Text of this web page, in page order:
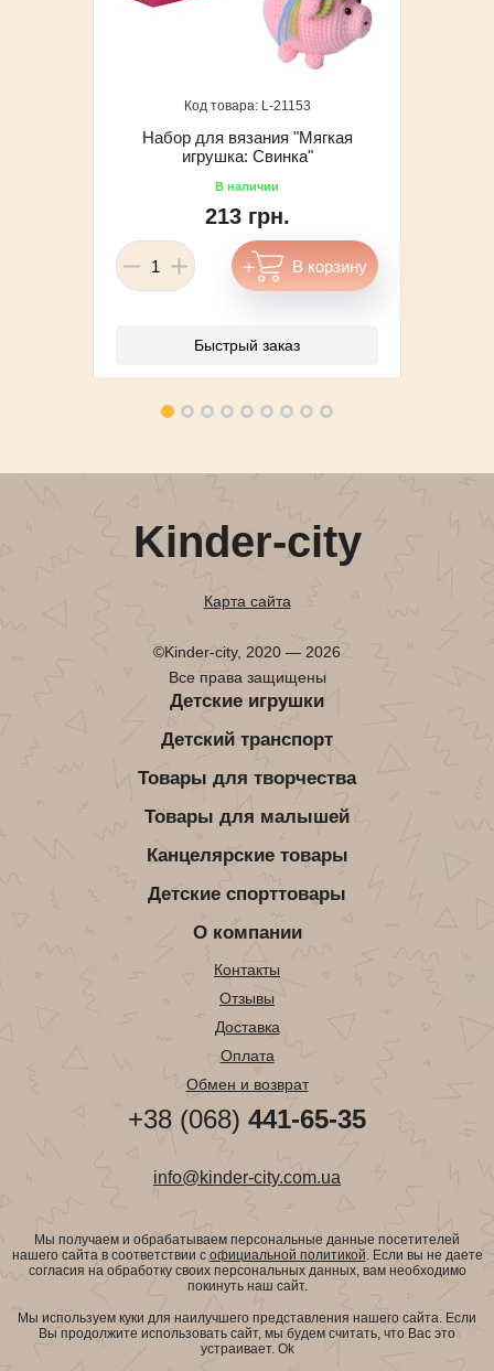
21153
Набор для вязания "Мягкая
игрушка: Свинка"
213 грн.
Быстрый заказ
Kinder-city
Карта сайта
©Kinder-city, 2020 — 2026
Все права защищены
Детские игрушки
Детский транспорт
Товары для творчества
Товары для малышей
Канцелярские товары
Детские спорттовары
О компании
Контакты
Отзывы
Доставка
Оплата
Обмен и возврат
+38 (068) 441-65-35
info@kinder-city.com.ua
Мы получаем и обрабатываем персональные данные посетителей
нашего сайта в соответствии с официальной политикой. Если вы не даете
согласия на обработку своих персональных данных, вам необходимо
покинуть наш сайт.
Мы используем куки для наилучшего представления нашего сайта. Если
Вы продолжите использовать сайт, мы будем считать, что Вас это
устраивает. Ok